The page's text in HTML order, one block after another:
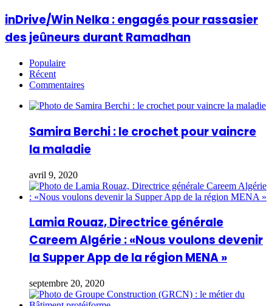
inDrive/Win Nelka : engagés pour rassasier
des jeûneurs durant Ramadhan
Populaire
Récent
Commentaires
Samira Berchi : le crochet pour vaincre
la maladie
avril 9, 2020
Lamia Rouaz, Directrice générale
Careem Algérie : «Nous voulons devenir
la Supper App de la région MENA »
septembre 20, 2020